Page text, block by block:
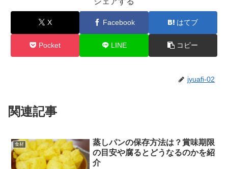
X Facebook はてブ
Pocket LINE コピー
jyuafi-02
関連記事
食材
蒸しパンの保存方法は？賞味期限
の目安や腐るとどうなるのかを紹
介